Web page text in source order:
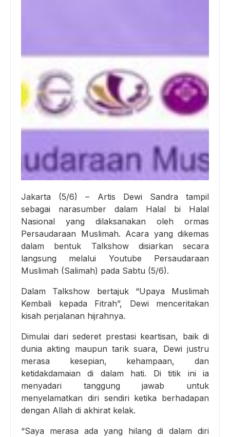
Jakarta (5/6) – Artis Dewi Sandra tampil
sebagai narasumber dalam Halal bi Halal
Nasional yang dilaksanakan oleh ormas
Persaudaraan Muslimah. Acara yang dikemas
dalam bentuk Talkshow disiarkan secara
langsung melalui Youtube Persaudaraan
Muslimah (Salimah) pada Sabtu (5/6).
Dalam Talkshow bertajuk “Upaya Muslimah
Kembali kepada Fitrah”, Dewi menceritakan
kisah perjalanan hijrahnya.
Dimulai dari sederet prestasi keartisan, baik di
dunia akting maupun tarik suara, Dewi justru
merasa kesepian, kehampaan, dan
ketidakdamaian di dalam hati. Di titik ini ia
menyadari tanggung jawab untuk
menyelamatkan diri sendiri ketika berhadapan
dengan Allah di akhirat kelak.
“Saya merasa ada yang hilang di dalam diri